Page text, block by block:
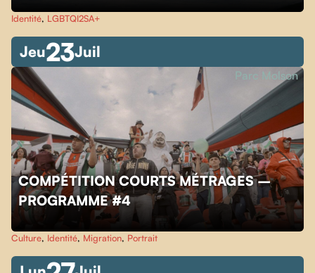
Identité, LGBTQI2SA+
Jeu23Juil
COMPÉTITION COURTS MÉTRAGES –
PROGRAMME #4
Parc Molson
Culture, Identité, Migration, Portrait